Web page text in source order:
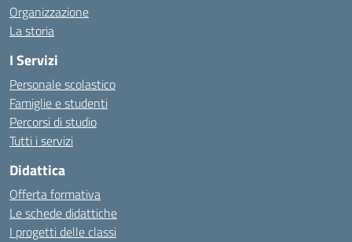
Organizzazione
La storia
I Servizi
Personale scolastico
Famiglie e studenti
Percorsi di studio
Tutti i servizi
Didattica
Offerta formativa
Le schede didattiche
I progetti delle classi